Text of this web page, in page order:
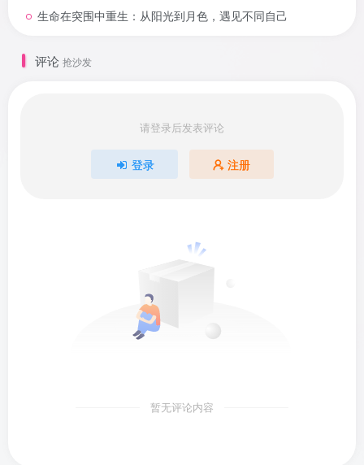
生命在突围中重生：从阳光到月色，遇见不同自己
评论 抢沙发
请登录后发表评论
登录 注册
暂无评论内容